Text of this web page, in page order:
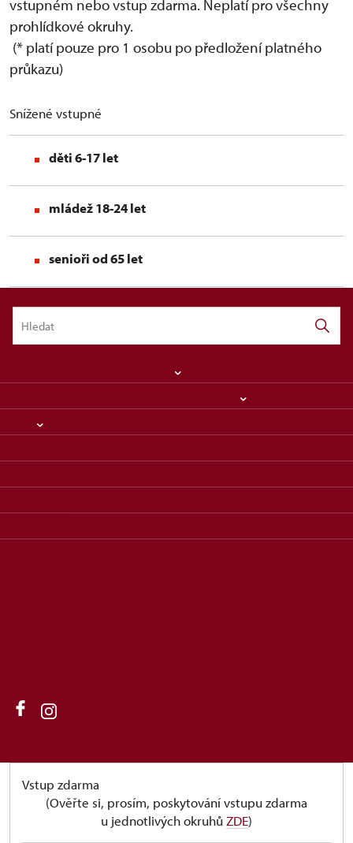
vstupném nebo vstup zdarma. Neplatí pro všechny
prohlídkové okruhy.
(* platí pouze pro 1 osobu po předložení platného
průkazu)
Snížené vstupné
děti 6-17 let
mládež 18-24 let
senioři od 65 let
držitelé průkazu ZTPa ZTP/P
Vstup zdarma
(Ověřte si, prosím, poskytování vstupu zdarma
u jednotlivých okruhů ZDE)
INFORMACE PRO NÁVŠTĚVNÍKY
ONLINE VSTUPENKY A DÁRKOVÉ POUKAZY
O HRADU